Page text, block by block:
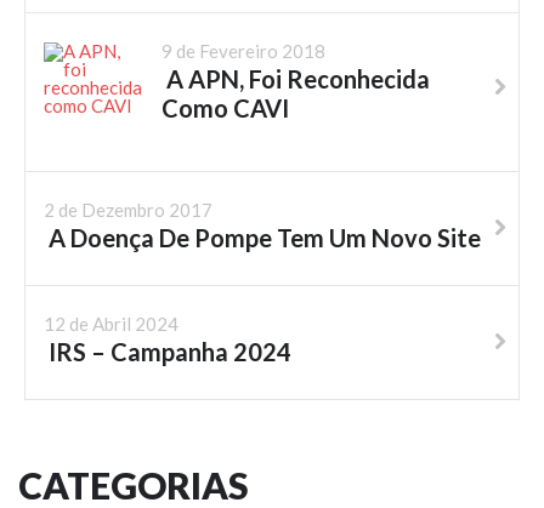
9 de Fevereiro 2018
A APN, Foi Reconhecida
Como CAVI
2 de Dezembro 2017
A Doença De Pompe Tem Um Novo Site
12 de Abril 2024
IRS – Campanha 2024
CATEGORIAS